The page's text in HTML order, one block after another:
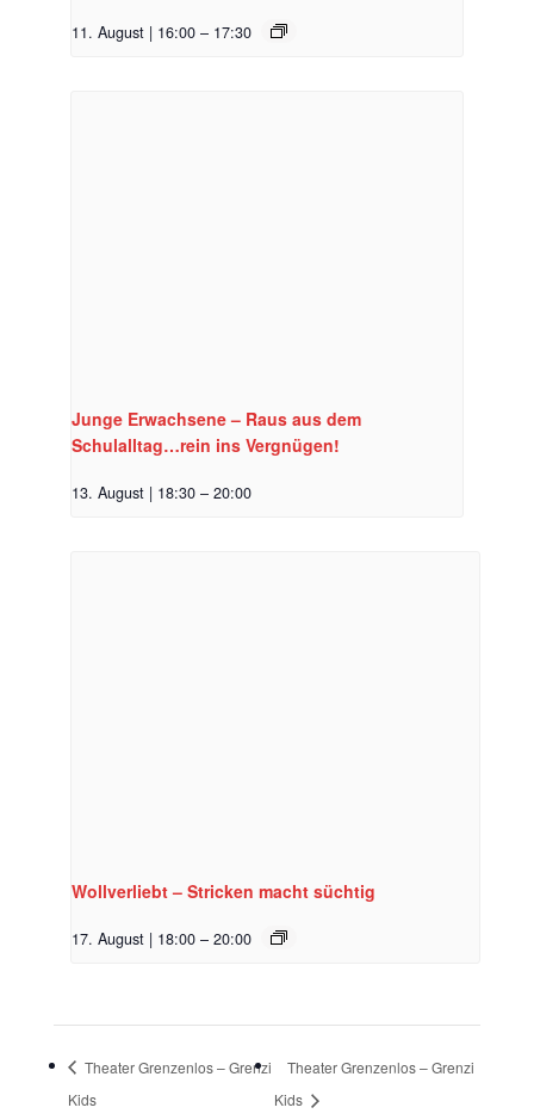
11. August | 16:00 – 17:30
Junge Erwachsene – Raus aus dem
Schulalltag…rein ins Vergnügen!
13. August | 18:30 – 20:00
Wollverliebt – Stricken macht süchtig
17. August | 18:00 – 20:00
Theater Grenzenlos – Grenzi
Kids
Theater Grenzenlos – Grenzi
Kids